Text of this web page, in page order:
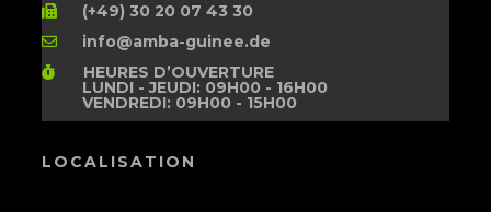
(+49) 30 20 07 43 30
info@amba-guinee.de
HEURES D’OUVERTURE
LUNDI - JEUDI: 09H00 - 16H00
VENDREDI: 09H00 - 15H00
LOCALISATION